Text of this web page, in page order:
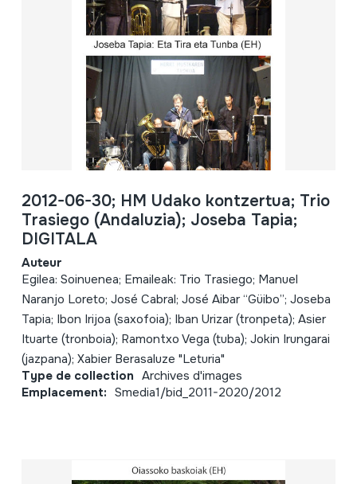
2012-06-30; HM Udako kontzertua; Trio
Trasiego (Andaluzia); Joseba Tapia;
DIGITALA
Auteur
Egilea: Soinuenea; Emaileak: Trio Trasiego; Manuel
Naranjo Loreto; José Cabral; José Aibar “Güibo”; Joseba
Tapia; Ibon Irijoa (saxofoia); Iban Urizar (tronpeta); Asier
Ituarte (tronboia); Ramontxo Vega (tuba); Jokin Irungarai
(jazpana); Xabier Berasaluze "Leturia"
Type de collection Archives d'images
Emplacement: Smedia1/bid_2011-2020/2012